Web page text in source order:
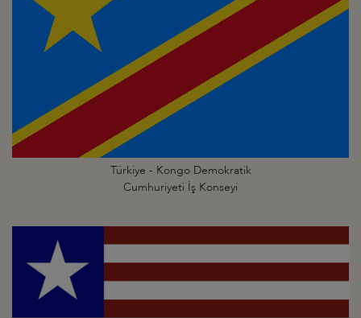
Türkiye - Kongo Demokratik
Cumhuriyeti İş Konseyi